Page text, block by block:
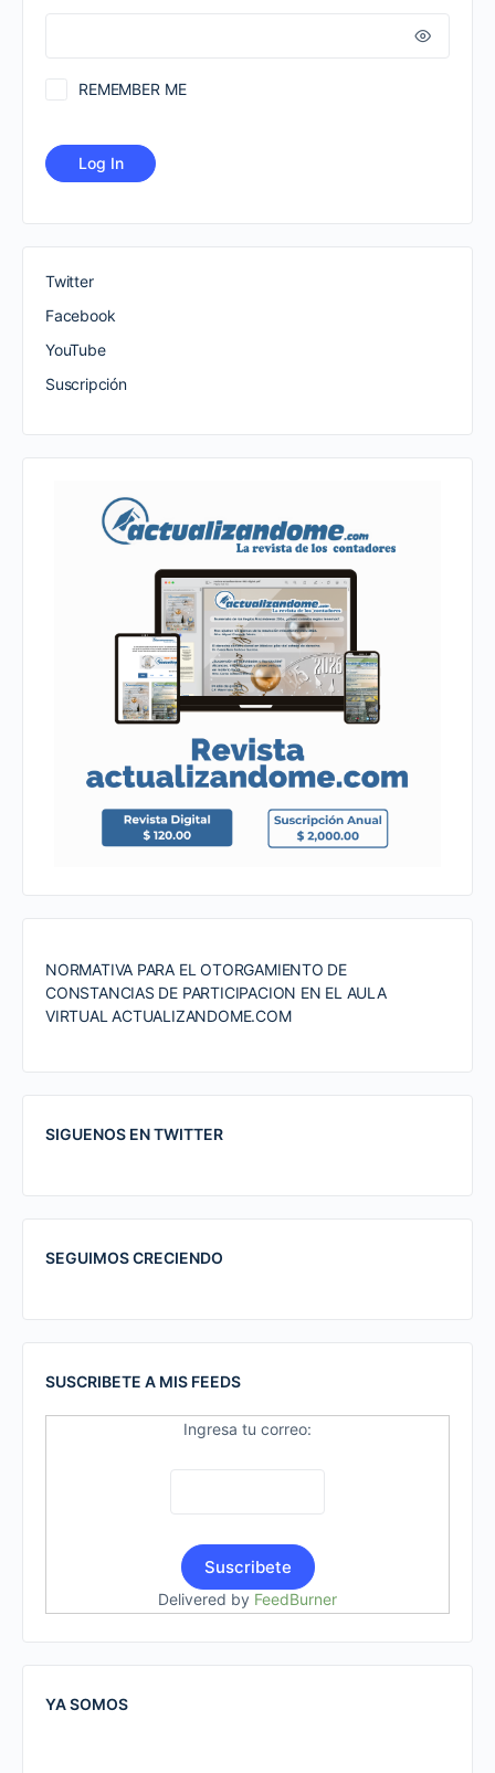
REMEMBER ME
Twitter
Facebook
YouTube
Suscripción
NORMATIVA PARA EL OTORGAMIENTO DE
CONSTANCIAS DE PARTICIPACION EN EL AULA
VIRTUAL ACTUALIZANDOME.COM
SIGUENOS EN TWITTER
SEGUIMOS CRECIENDO
SUSCRIBETE A MIS FEEDS
Ingresa tu correo:
Delivered by FeedBurner
YA SOMOS